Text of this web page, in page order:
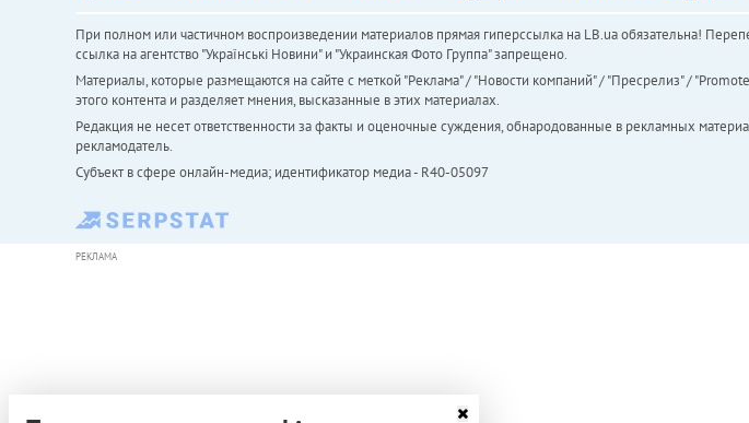
При полном или частичном воспроизведении материалов прямая гиперссылка на LB.ua обязательна!
ссылка на агентство "Українськi Новини" и "Украинская Фото Группа" запрещено.
Материалы, которые размещаются на сайте с меткой "Реклама" / "Новости компаний" / "Пресрелиз" /
этого контента и разделяет мнения, высказанные в этих материалах.
Редакция не несет ответственности за факты и оценочные суждения, обнародованные в рекламных
рекламодатель.
Субъект в сфере онлайн-медиа; идентификатор медиа - R40-05097
РЕКЛАМА